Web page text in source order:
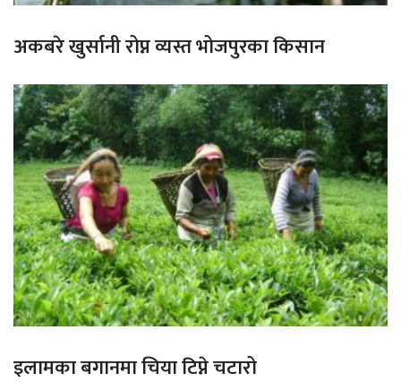
अकबरे खुर्सानी रोप्न व्यस्त भोजपुरका किसान
इलामका बगानमा चिया टिप्ने चटारो